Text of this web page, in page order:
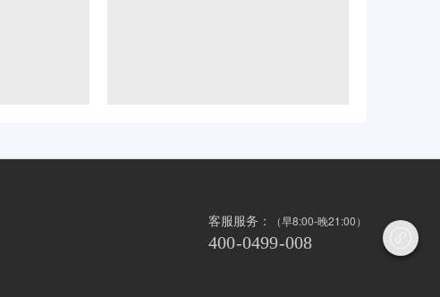
客服服务： （早8:00-晚21:00）
400-0499-008